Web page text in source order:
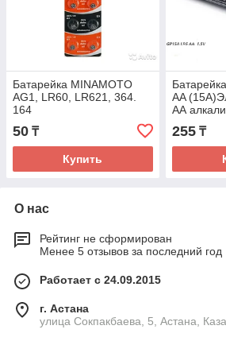
Батарейка MINAMOTO
AG1, LR60, LR621, 364.
164
50 ₸
Купить
AA
АА
255₸
О нас
Рейтинг не сформирован
Менее 5 отзывов за последний год
Работает с 24.09.2015
г. Астана
улица Сокпакбаева, 5, Астана,